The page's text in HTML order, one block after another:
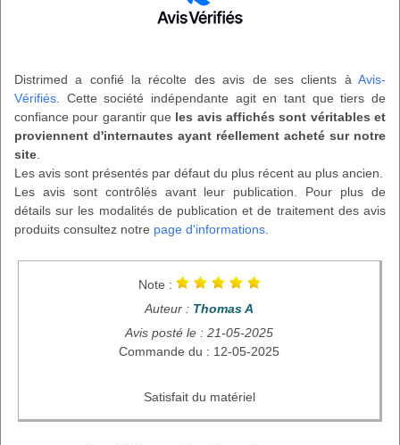
Distrimed a confié la récolte des avis de ses clients à Avis-
Vérifiés. Cette société indépendante agit en tant que tiers de
confiance pour garantir que les avis affichés sont véritables et
proviennent d'internautes ayant réellement acheté sur notre
site.
Les avis sont présentés par défaut du plus récent au plus ancien.
Les avis sont contrôlés avant leur publication. Pour plus de
détails sur les modalités de publication et de traitement des avis
produits consultez notre page d'informations.
Note :
Auteur : Thomas A
Avis posté le : 21-05-2025
Commande du : 12-05-2025
Satisfait du matériel